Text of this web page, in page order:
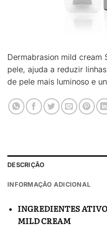
Dermabrasion mild cream
pele, ajuda a reduzir
de pele mais luminoso e
DESCRIÇÃO
INFORMAÇÃO ADICIONAL
INGREDIENTES
MILD CREAM